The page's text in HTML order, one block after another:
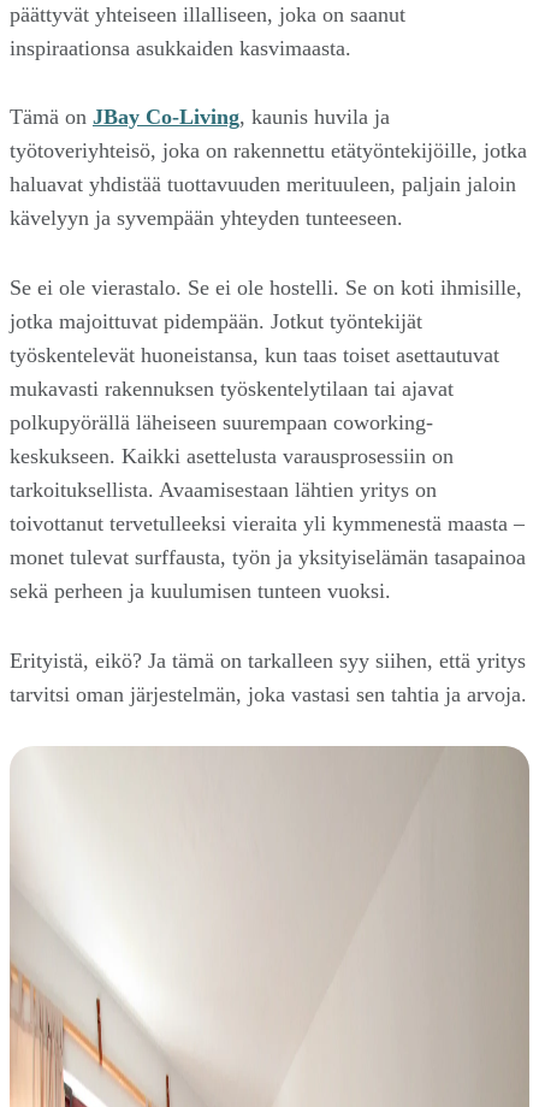
päättyvät yhteiseen illalliseen, joka on saanut
inspiraationsa asukkaiden kasvimaasta.
Tämä on JBay Co-Living, kaunis huvila ja
työtoveriyhteisö, joka on rakennettu etätyöntekijöille, jotka
haluavat yhdistää tuottavuuden merituuleen, paljain jaloin
kävelyyn ja syvempään yhteyden tunteeseen.
Se ei ole vierastalo. Se ei ole hostelli. Se on koti ihmisille,
jotka majoittuvat pidempään. Jotkut työntekijät
työskentelevät huoneistansa, kun taas toiset asettautuvat
mukavasti rakennuksen työskentelytilaan tai ajavat
polkupyörällä läheiseen suurempaan coworking-
keskukseen. Kaikki asettelusta varausprosessiin on
tarkoituksellista. Avaamisestaan lähtien yritys on
toivottanut tervetulleeksi vieraita yli kymmenestä maasta –
monet tulevat surffausta, työn ja yksityiselämän tasapainoa
sekä perheen ja kuulumisen tunteen vuoksi.
Erityistä, eikö? Ja tämä on tarkalleen syy siihen, että yritys
tarvitsi oman järjestelmän, joka vastasi sen tahtia ja arvoja.